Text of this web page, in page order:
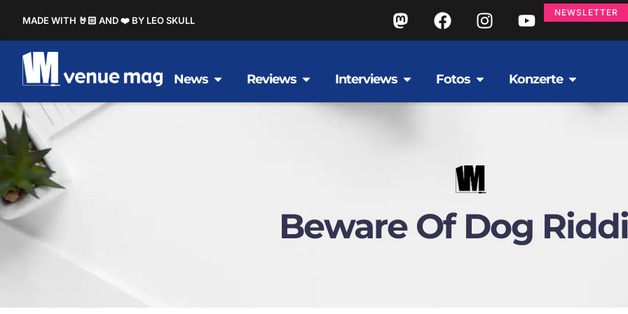
MADE WITH 🤘🏻 AND ❤️ BY LEO SKULL
NEWSLETTER
News Reviews Interviews Fotos Konzerte
Beware Of Dog